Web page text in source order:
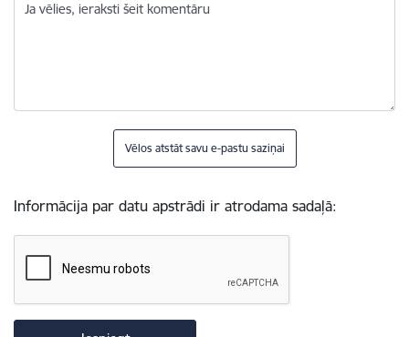
Ja vēlies, ieraksti šeit komentāru
Vēlos atstāt savu e-pastu saziņai
Informācija par datu apstrādi ir atrodama sadaļā: